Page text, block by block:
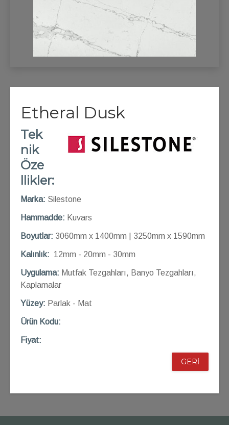
Etheral Dusk
Tek
nik
Öze
llikler:
Marka: Silestone
Hammadde: Kuvars
Boyutlar: 3060mm x 1400mm | 3250mm x 1590mm
Kalınlık: 12mm - 20mm - 30mm
Uygulama: Mutfak Tezgahları, Banyo Tezgahları,
Kaplamalar
Yüzey: Parlak - Mat
Ürün Kodu:
Fiyat:
GERİ